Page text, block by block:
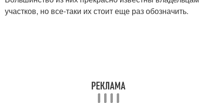
участков, но все-таки их стоит еще раз обозначить.